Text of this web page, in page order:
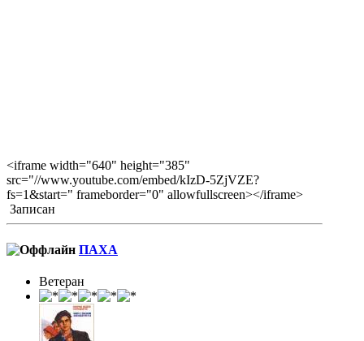
<iframe width="640" height="385"
src="//www.youtube.com/embed/kIzD-5ZjVZE?
fs=1&start=" frameborder="0" allowfullscreen></iframe>
Записан
ПАХА
Ветеран